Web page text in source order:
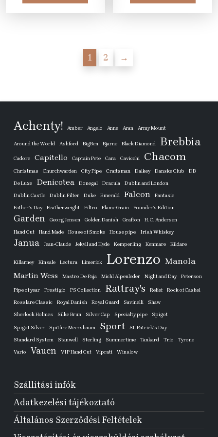
1
911
1
427
1 2 →
Achenty! Amber Angelo Anne Aran Army Mount
Around the World Ashford BigBen Bjarne Black Diamond Brebbia
Cadore Capitello Captain Pete Cara Cavicchi Chacom
Christmas Churchwarden City Pipe Craftsman Dalkey Danske Club
DB
De Luxe
Denicotea Donegal Dracula
Dublin and London
Dublin Castle
Dublin Filter Duke Emerald Falcon
Fantasie
Father's Day
Featherweight Filtro Flame Grain Founder's Edition
Garden Georg Jensen Golden Danish Grafton
H. C. Andersen
Hand Cut
Hand Made House of Smoke House pipe Irish Whiskey
Janua Jean-Claude Jekyll and Hyde Kemperling Kenmare Kildare
Killarney Kinsale Lectura Limerick Lorenzo Manola
Martin Wess Mastro De Paja Michl Alpenleder Night and Day Peterson
Pipe of year Prestigio PS Collection Rattray's Relief
Rock of Cashel
Rosslare Classic
Royal Danish Royal Guard Savinelli
Shaw
Sherlock Holmes
Silke Brun Silver Cap Specialty pipe Spigot
Spigot Silver Spitfire Meershaum Sport
St. Patrick's Day
Standard System
Stanwell Sterling Summertime Tankard Trio
Tyrone
Vario
Vauen VIP Hand Cut Viprati Winslow
Szállítási infók
Adatkezelési tájékoztató
Általános Szerződési Feltételek